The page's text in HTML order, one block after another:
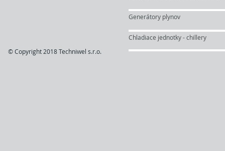
© Copyright 2018 Techniwel s.r.o.
Generátory plynov
Chladiace jednotky - chillery